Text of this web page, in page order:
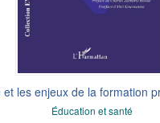
et les enjeux de la formation
Éducation et santé